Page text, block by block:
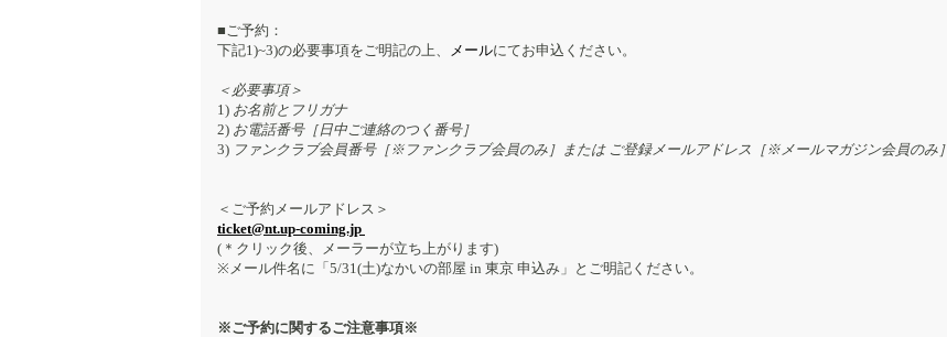
■ご予約：
下記1)~3)の必要事項をご明記の上、
メールにてお申込ください。
＜必要事項＞
1) お名前とフリガナ
2) お電話番号［日中ご連絡のつく番号］
3) ファンクラブ会員番号［※ファンクラブ会員のみ］または ご登録メールアドレス［※メールマガジン会員のみ］
＜ご予約メールアドレス＞
ticket@nt.up-coming.jp
(＊クリック後、メーラーが立ち上がります)
※メール件名に「5/31(土)なかいの部屋 in 東京 申込み」とご明記ください。
※ご予約に関するご注意事項※